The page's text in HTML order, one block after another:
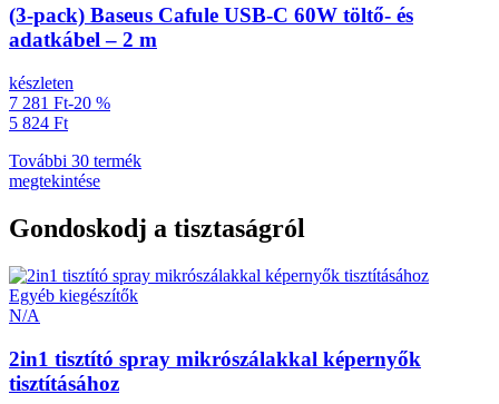
(3-pack) Baseus Cafule USB-C 60W töltő- és
adatkábel – 2 m
készleten
7 281 Ft-20 %
5 824 Ft
További 30 termék
megtekintése
Gondoskodj a tisztaságról
Egyéb kiegészítők
N/A
2in1 tisztító spray mikrószálakkal képernyők
tisztításához